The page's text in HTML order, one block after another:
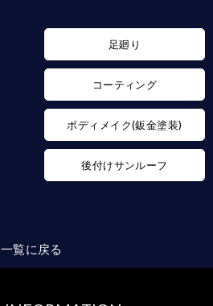
足廻り
コーティング
ボディメイク(鈑金塗装)
後付けサンルーフ
一覧に戻る